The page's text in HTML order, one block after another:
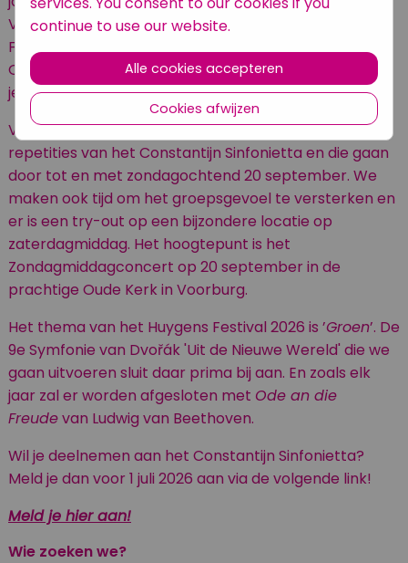
Vlaanderenen Nederland. In 2026 start het Huygens
Festival op donderdagavond 17 september met het
Openingsconcert, dat gegeven wordt door
jeugdensembles uit de eerder genoemde landen.
Vanaf vrijdagochtend 18 september beginnen de
repetities van het Constantijn Sinfonietta en die gaan
door tot en met zondagochtend 20 september. We
maken ook tijd om het groepsgevoel te versterken en
er is een try-out op een bijzondere locatie op
zaterdagmiddag. Het hoogtepunt is het
Zondagmiddagconcert op 20 september in de
prachtige Oude Kerk in Voorburg.
Het thema van het Huygens Festival 2026 is ’Groen’. De
9e Symfonie van Dvořák 'Uit de Nieuwe Wereld' die we
gaan uitvoeren sluit daar prima bij aan. En zoals elk
jaar zal er worden afgesloten met Ode an die
Freudevan Ludwig van Beethoven.
Wil je deelnemen aan het Constantijn Sinfonietta?
Meld je dan voor 1 juli 2026 aan via de volgende link!
Meld je hier aan!
Wie zoeken we?
continue to use our website.
Alle cookies accepteren
Cookies afwijzen